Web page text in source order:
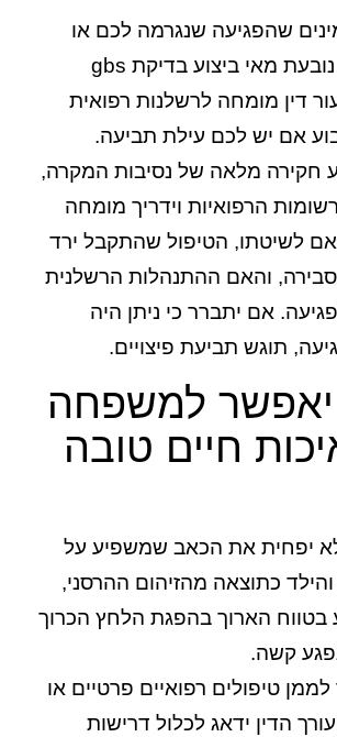
שהפגיעה שנגרמה לכם או
לתינוק שלכם נובעת מאי ביצוע בדיקת gbs
דין מומחה לרשלנות רפואית
אם יש לכם עילת תביעה.
חקירה מלאה של נסיבות המקרה,
הרפואיות וידריך מומחה
אם לשיטתו, הטיפול שהתקבל ירד
והאם ההתנהלות הרשלנית
אם יתברר כי ניתן היה
תוגש תביעת פיצויים.
יאפשר למשפחה
חיים טובה
לא יפחית את הכאב שמשפיע על
כתוצאה מהזיהום ההרסני,
בטווח הארוך בהפגת הלחץ הכרוך
קשה.
טיפולים רפואיים פרטיים או
הדין ידאג לכלול דרישות